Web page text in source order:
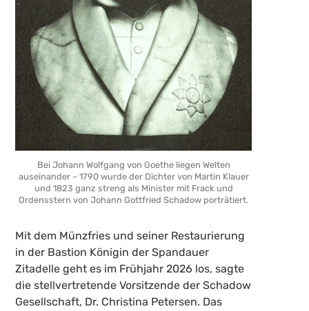
Bei Johann Wolfgang von Goethe liegen Welten
auseinander – 1790 wurde der Dichter von Martin Klauer
und 1823 ganz streng als Minister mit Frack und
Ordensstern von Johann Gottfried Schadow porträtiert.
Mit dem Münzfries und seiner Restaurierung
in der Bastion Königin der Spandauer
Zitadelle geht es im Frühjahr 2026 los, sagte
die stellvertretende Vorsitzende der Schadow
Gesellschaft, Dr. Christina Petersen. Das